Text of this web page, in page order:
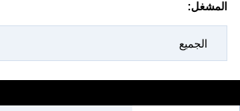
المشغل:
الجميع